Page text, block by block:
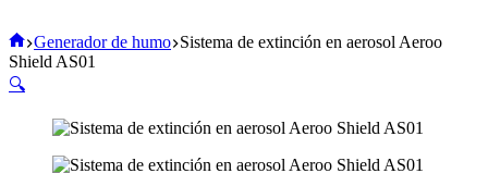
Inicio
Generador de humo Sistema de extinción en aerosol Aeroo
Shield AS01
🔍